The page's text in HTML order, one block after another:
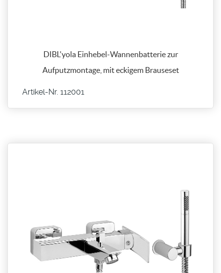
DIBL'yola Einhebel-Wannenbatterie zur
Aufputzmontage, mit eckigem Brauseset
Artikel-Nr. 112001